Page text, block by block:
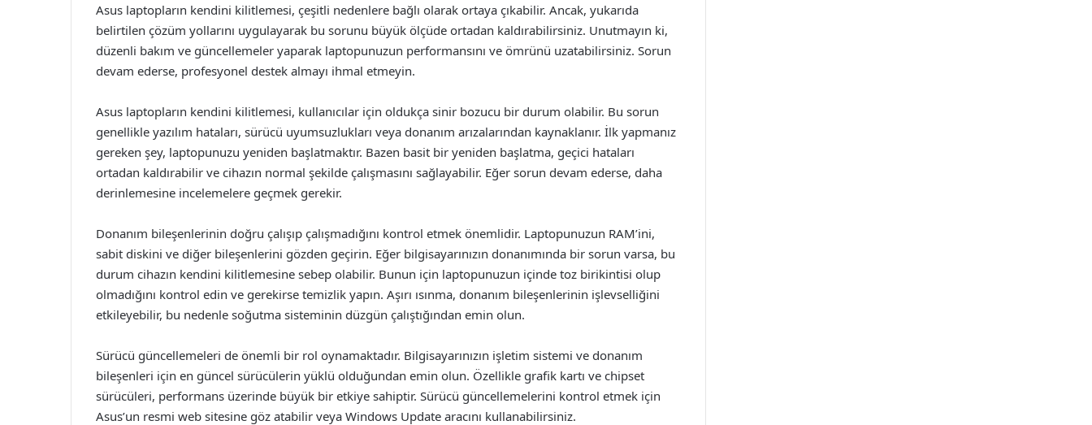
Asus laptopların kendini kilitlemesi, çeşitli nedenlere bağlı olarak ortaya çıkabilir. Ancak, yukarıda
belirtilen çözüm yollarını uygulayarak bu sorunu büyük ölçüde ortadan kaldırabilirsiniz. Unutmayın ki,
düzenli bakım ve güncellemeler yaparak laptopunuzun performansını ve ömrünü uzatabilirsiniz. Sorun
devam ederse, profesyonel destek almayı ihmal etmeyin.
Asus laptopların kendini kilitlemesi, kullanıcılar için oldukça sinir bozucu bir durum olabilir. Bu sorun
genellikle yazılım hataları, sürücü uyumsuzlukları veya donanım arızalarından kaynaklanır. İlk yapmanız
gereken şey, laptopunuzu yeniden başlatmaktır. Bazen basit bir yeniden başlatma, geçici hataları
ortadan kaldırabilir ve cihazın normal şekilde çalışmasını sağlayabilir. Eğer sorun devam ederse, daha
derinlemesine incelemelere geçmek gerekir.
Donanım bileşenlerinin doğru çalışıp çalışmadığını kontrol etmek önemlidir. Laptopunuzun RAM’ini,
sabit diskini ve diğer bileşenlerini gözden geçirin. Eğer bilgisayarınızın donanımında bir sorun varsa, bu
durum cihazın kendini kilitlemesine sebep olabilir. Bunun için laptopunuzun içinde toz birikintisi olup
olmadığını kontrol edin ve gerekirse temizlik yapın. Aşırı ısınma, donanım bileşenlerinin işlevselliğini
etkileyebilir, bu nedenle soğutma sisteminin düzgün çalıştığından emin olun.
Sürücü güncellemeleri de önemli bir rol oynamaktadır. Bilgisayarınızın işletim sistemi ve donanım
bileşenleri için en güncel sürücülerin yüklü olduğundan emin olun. Özellikle grafik kartı ve chipset
sürücüleri, performans üzerinde büyük bir etkiye sahiptir. Sürücü güncellemelerini kontrol etmek için
Asus’un resmi web sitesine göz atabilir veya Windows Update aracını kullanabilirsiniz.